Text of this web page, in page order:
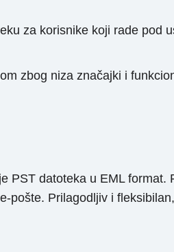
za korisnike koji rade pod
zbog niza značajki i
PST datoteka u EML format.
pošte. Prilagodljiv i